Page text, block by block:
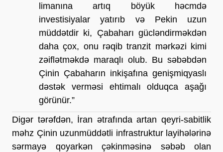
limanına artıq böyük həcmdə
investisiyalar yatırıb və Pekin uzun
müddətdir ki, Çabaharı gücləndirməkdən
daha çox, onu rəqib tranzit mərkəzi kimi
zəiflətməkdə maraqlı olub. Bu səbəbdən
Çinin Çabaharın inkişafına genişmiqyaslı
dəstək verməsi ehtimalı olduqca aşağı
görünür.”
Digər tərəfdən, İran ətrafında artan qeyri-sabitlik
məhz Çinin uzunmüddətli infrastruktur layihələrinə
sərmayə qoyarkən çəkinməsinə səbəb olan